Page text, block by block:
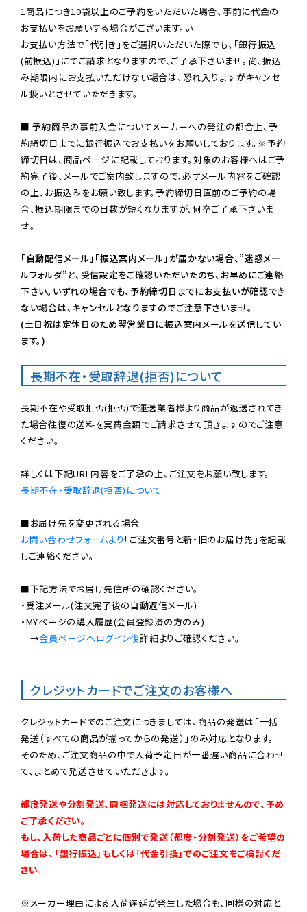
1商品につき10袋以上のご予約をいただいた場合、事前に代金の
お支払いをお願いする場合がございます。い
お支払い方法で「代引き」をご選択いただいた際でも、「銀行振込
(前振込)」にてご請求となりますので、ご了承下さいませ。尚、振込
み期限内にお支払いただけない場合は、恐れ入りますがキャンセ
ル扱いとさせていただきます。
■ 予約商品の事前入金についてメーカーへの発注の都合上、予
約締切日までに銀行振込でお支払いをお願いしております。※予約
締切日は、商品ページに記載しております。対象のお客様へはご予
約完了後、メールでご案内致しますので、必ずメール内容をご確認
の上、お振込みをお願い致します。予約締切日直前のご予約の場
合、振込期限までの日数が短くなりますが、何卒ご了承下さいま
せ。
「自動配信メール」「振込案内メール」が届かない場合、”迷惑メー
ルフォルダ”と、受信設定をご確認いただいたのち、お早めにご連絡
下さい。いずれの場合でも、予約締切日までにお支払いが確認でき
ない場合は、キャンセルとなりますのでご注意下さいませ。
(土日祝は定休日のため翌営業日に振込案内メールを送信してい
ます。)
長期不在・受取辞退(拒否)について
長期不在や受取拒否(拒否)で運送業者様より商品が返送されてき
た場合往復の送料を実費金額でご請求させて頂きますのでご注意
ください。
長期不在・受取辞退(拒否)について
お問い合わせフォームより 「ご注文番号と新・旧のお届け先」を記載
しご連絡ください。
■下記方法でお届け先住所の確認ください。
・受注メール(注文完了後の自動返信メール)
・MYページの購入履歴(会員登録済の方のみ)
→会員ページへログイン後詳細よりご確認ください。
クレジットカードでご注文のお客様へ
クレジットカードでのご注文につきましては、商品の発送は「一括
発送（すべての商品が揃ってからの発送）」のみ対応となります。
そのため、ご注文商品の中で入荷予定日が一番遅い商品に合わせ
て、まとめて発送させていただきます。
都度発送や分割発送、同梱発送には対応しておりませんので、予め
ご了承ください。
もし、入荷した商品ごとに個別で発送（都度・分割発送）をご希望の
場合は、「銀行振込」もしくは「代金引換」でのご注文をご検討くだ
さい。
※メーカー理由による入荷遅延が発生した場合も、同様の対応と